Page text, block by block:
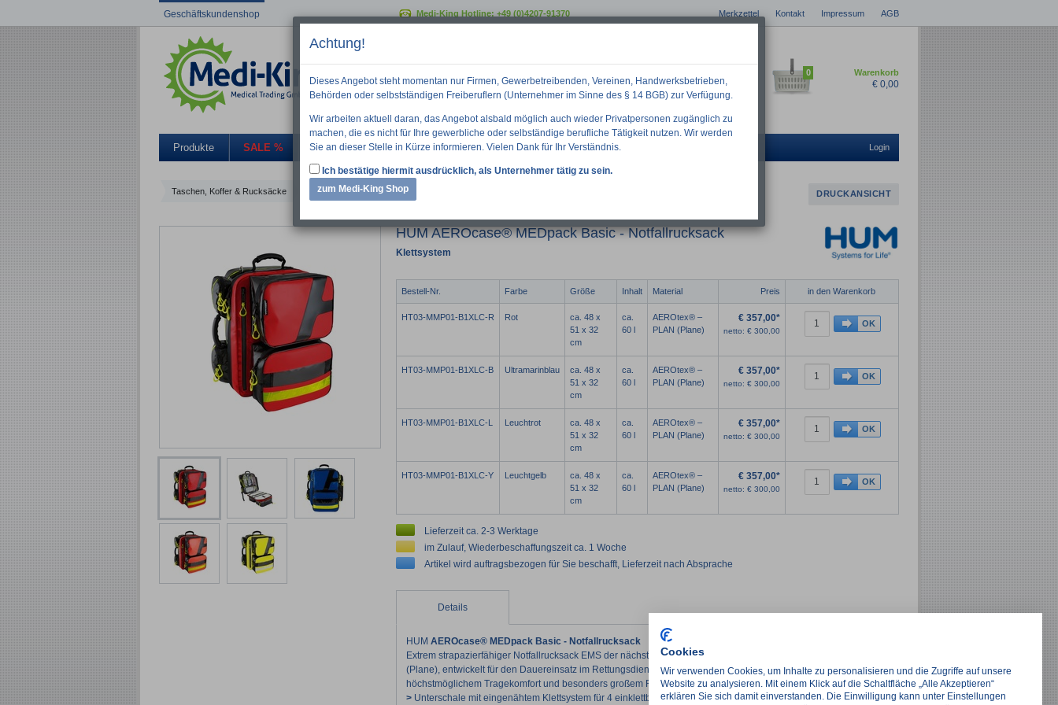
Geschäftskundenshop Medi-King Hotline: +49 (0)4207-91370 Merkzettel Kontakt Impressum AGB
GO
Warenkorb
0
€ 0,00
Produkte SALE % Aktuelle Informationen Downloads Über uns Login
Taschen, Koffer & Rucksäcke HUM AEROcase® MEDpack Basic - Notfallrucksack DRUCKANSICHT
HUM AEROcase® MEDpack Basic - Notfallrucksack
Klettsystem
Bestell-Nr. Farbe Größe Inhalt Material Preis in den Warenkorb
HT03-MMP01-B1XLC-R Rot
ca. 48 x
51 x 32
cm
ca.
60 l
AEROtex® –
PLAN (Plane)
€357,00*
netto: €300,00
HT03-MMP01-B1XLC-B Ultramarinblau
ca. 48 x
51 x 32
cm
ca.
60 l
AEROtex® –
PLAN (Plane)
€357,00*
netto: €300,00
HT03-MMP01-B1XLC-L Leuchtrot
ca. 48 x
51 x 32
cm
ca.
60 l
AEROtex® –
PLAN (Plane)
€357,00*
netto: €300,00
HT03-MMP01-B1XLC-Y Leuchtgelb
ca. 48 x
51 x 32
cm
ca.
60 l
AEROtex® –
PLAN (Plane)
€357,00*
netto: €300,00
Lieferzeit ca. 2-3 Werktage
im Zulauf, Wiederbeschaffungszeit ca. 1 Woche
Artikel wird auftragsbezogen für Sie beschafft, Lieferzeit nach Absprache
Details
HUM AEROcase® MEDpack Basic - Notfallrucksack
Extrem strapazierfähiger Notfallrucksack EMS der nächsten Generation in „Extra Large“, aus AEROtex® – PLAN
(Plane), entwickelt für den Dauereinsatz im Rettungsdienst. Sicherer Transport der Notfallausstattung bei
höchstmöglichem Tragekomfort und besonders großem Raumangebot.
>Unterschale mit eingenähtem Klettsystem für 4 einklettbare Modultaschen
Achtung!
Dieses Angebot steht momentan nur Firmen, Gewerbetreibenden, Vereinen, Handwerksbetrieben,
Behörden oder selbstständigen Freiberuflern (Unternehmer im Sinne des § 14 BGB) zur Verfügung.
Wir arbeiten aktuell daran, das Angebot alsbald möglich auch wieder Privatpersonen zugänglich zu
machen, die es nicht für Ihre gewerbliche oder selbständige berufliche Tätigkeit nutzen. Wir werden
Sie an dieser Stelle in Kürze informieren. Vielen Dank für Ihr Verständnis.
Ich bestätige hiermit ausdrücklich, als Unternehmer tätig zu sein.
zum Medi-King Shop
Cookies
Wir verwenden Cookies, um Inhalte zu personalisieren und die Zugriffe auf unsere
Website zu analysieren. Mit einem Klick auf die Schaltfläche „Alle Akzeptieren“
erklären Sie sich damit einverstanden. Die Einwilligung kann unter Einstellungen